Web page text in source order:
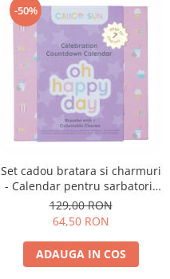
-50%
Set cadou bratara si charmuri
- Calendar pentru sarbatorit
evenimente - Oh Happy Day
129,00 RON
64,50 RON
ADAUGA IN COS